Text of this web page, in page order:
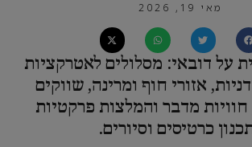
מאי 19, 2026
על דובאי: מסלולים לאטרקציות
אזורי חוף ומרינה, שווקים
חוויות מדבר והמלצות פרקטיות
כרטיסים וסיורים.